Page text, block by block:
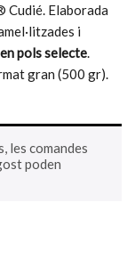
Cudié. Elaborada
i
pols selecte.
gran (500 gr).
les comandes
poden